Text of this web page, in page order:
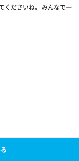
くださいね。 みんなで一